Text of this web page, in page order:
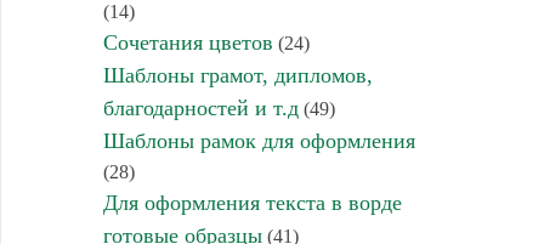
(14)
Сочетания цветов (24)
Шаблоны грамот, дипломов,
благодарностей и т.д(49)
Шаблоны рамок для оформления
(28)
Для оформления текста в ворде
готовые образцы(41)